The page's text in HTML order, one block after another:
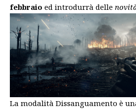
febbraio ed introdurrà delle
La modalità Dissanguamento è